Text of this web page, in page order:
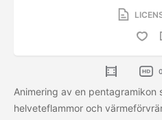
0
Animering av en pentagramikon
helveteflammor och